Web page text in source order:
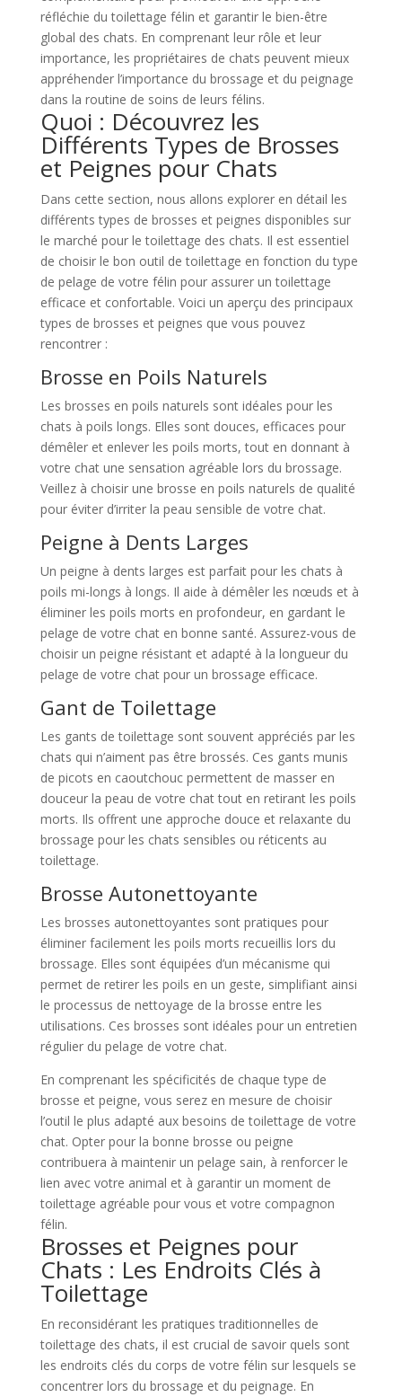
réfléchie du toilettage félin et garantir le bien-être
global des chats. En comprenant leur rôle et leur
importance, les propriétaires de chats peuvent mieux
appréhender l’importance du brossage et du peignage
dans la routine de soins de leurs félins.
Quoi : Découvrez les
Différents Types de Brosses
et Peignes pour Chats
Dans cette section, nous allons explorer en détail les
différents types de brosses et peignes disponibles sur
le marché pour le toilettage des chats. Il est essentiel
de choisir le bon outil de toilettage en fonction du type
de pelage de votre félin pour assurer un toilettage
efficace et confortable. Voici un aperçu des principaux
types de brosses et peignes que vous pouvez
rencontrer :
Brosse en Poils Naturels
Les brosses en poils naturels sont idéales pour les
chats à poils longs. Elles sont douces, efficaces pour
démêler et enlever les poils morts, tout en donnant à
votre chat une sensation agréable lors du brossage.
Veillez à choisir une brosse en poils naturels de qualité
pour éviter d’irriter la peau sensible de votre chat.
Peigne à Dents Larges
Un peigne à dents larges est parfait pour les chats à
poils mi-longs à longs. Il aide à démêler les nœuds et à
éliminer les poils morts en profondeur, en gardant le
pelage de votre chat en bonne santé. Assurez-vous de
choisir un peigne résistant et adapté à la longueur du
pelage de votre chat pour un brossage efficace.
Gant de Toilettage
Les gants de toilettage sont souvent appréciés par les
chats qui n’aiment pas être brossés. Ces gants munis
de picots en caoutchouc permettent de masser en
douceur la peau de votre chat tout en retirant les poils
morts. Ils offrent une approche douce et relaxante du
brossage pour les chats sensibles ou réticents au
toilettage.
Brosse Autonettoyante
Les brosses autonettoyantes sont pratiques pour
éliminer facilement les poils morts recueillis lors du
brossage. Elles sont équipées d’un mécanisme qui
permet de retirer les poils en un geste, simplifiant ainsi
le processus de nettoyage de la brosse entre les
utilisations. Ces brosses sont idéales pour un entretien
régulier du pelage de votre chat.
En comprenant les spécificités de chaque type de
brosse et peigne, vous serez en mesure de choisir
l’outil le plus adapté aux besoins de toilettage de votre
chat. Opter pour la bonne brosse ou peigne
contribuera à maintenir un pelage sain, à renforcer le
lien avec votre animal et à garantir un moment de
toilettage agréable pour vous et votre compagnon
félin.
Brosses et Peignes pour
Chats : Les Endroits Clés à
Toilettage
En reconsidérant les pratiques traditionnelles de
toilettage des chats, il est crucial de savoir quels sont
les endroits clés du corps de votre félin sur lesquels se
concentrer lors du brossage et du peignage. En